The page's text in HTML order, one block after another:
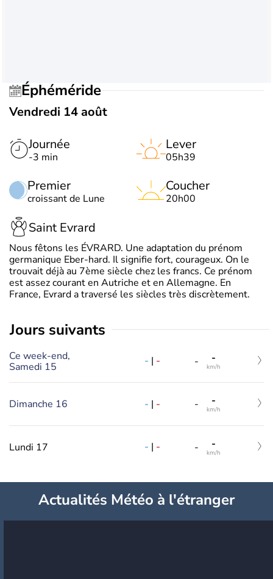
Éphéméride
Vendredi 14 août
Journée
-3 min
Premier
croissant de Lune
Lever
05h39
Coucher
20h00
Saint Evrard
Nous fêtons les ÉVRARD. Une adaptation du prénom
germanique Eber-hard. Il signifie fort, courageux. On le
trouvait déjà au 7ème siècle chez les francs. Ce prénom
est assez courant en Autriche et en Allemagne. En
France, Evrard a traversé les siècles très discrètement.
jours suivants
Ce week-end,
Samedi 15
- | - - -
km/h
Dimanche 16 - | - - -
km/h
Lundi 17 - | - - -
km/h
Actualités Météo à l'étranger